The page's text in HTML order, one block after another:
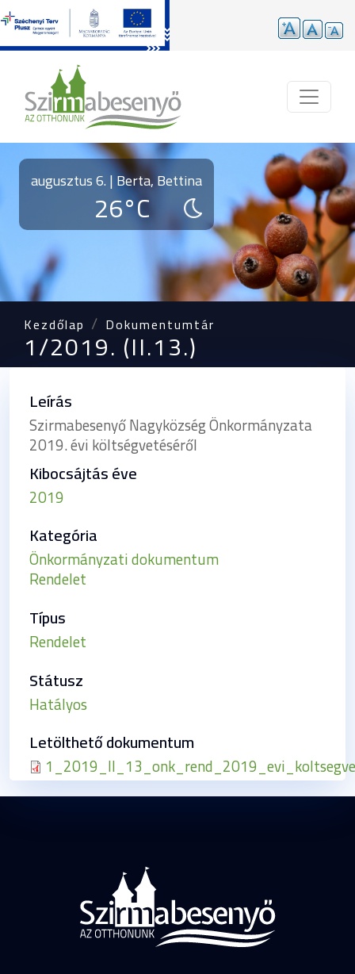
augusztus 6. | Berta, Bettina
26°C
Kezdőlap Dokumentumtár
1/2019. (II.13.)
Leírás
Szirmabesenyő Nagyközség Önkormányzata
2019. évi költségvetéséről
Kibocsájtás éve
2019
Kategória
Önkormányzati dokumentum
Rendelet
Típus
Rendelet
Státusz
Hatályos
Letölthető dokumentum